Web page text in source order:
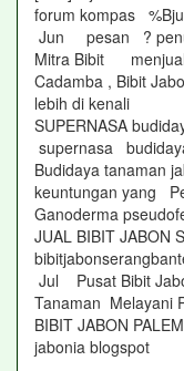
forum kompas
Jun pesan ?
Mitra Bibit menjual
Cadamba , Bibit
lebih di kenali
SUPERNASA
supernasa
Budidaya tanaman
keuntungan yang
Ganoderma
JUAL BIBIT JABON
Jul Pusat Bibit
Tanaman Melayani
BIBIT JABON
jabonia blogspot